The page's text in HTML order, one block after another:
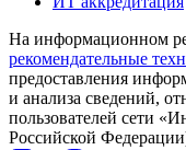
На информационном
рекомендательные
предоставления
и анализа сведений,
пользователей сети
Российской